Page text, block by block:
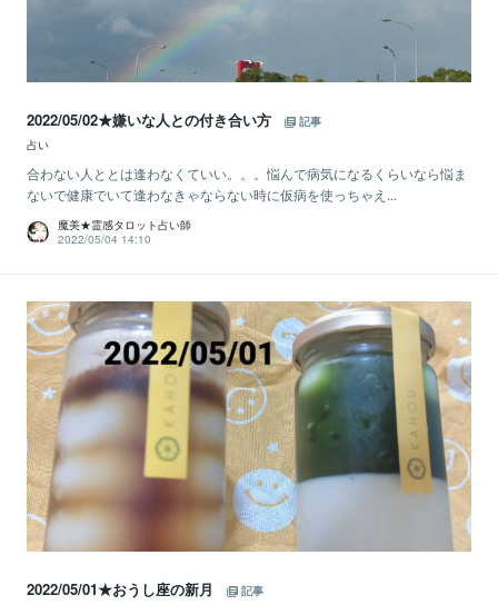
2022/05/02★嫌いな人との付き合い方
記事
占い
合わない人ととは逢わなくていい。。。悩んで病気になるくらいなら悩ま
ないで健康でいて逢わなきゃならない時に仮病を使っちゃえ...
魔美★霊感タロット占い師
2022/05/04 14:10
2022/05/01★おうし座の新月
記事